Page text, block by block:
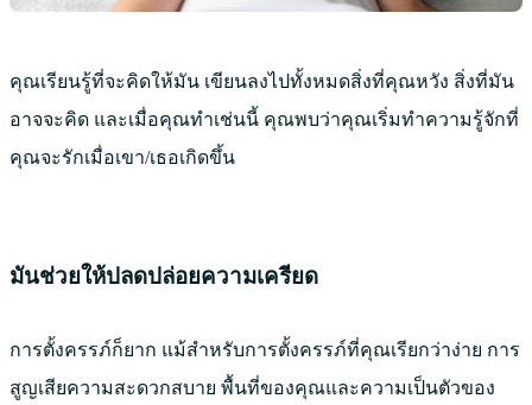
คุณเรียนรู้ที่จะคิดให้มัน เขียนลงไปทั้งหมดสิ่งที่คุณหวัง สิ่งที่มัน
อาจจะคิด และเมื่อคุณทำเช่นนี้ คุณพบว่าคุณเริ่มทำความรู้จักที่
คุณจะรักเมื่อเขา/เธอเกิดขึ้น
มันช่วยให้ปลดปล่อยความเครียด
การตั้งครรภ์ก็ยาก แม้สำหรับการตั้งครรภ์ที่คุณเรียกว่าง่าย การ
สูญเสียความสะดวกสบาย พื้นที่ของคุณและความเป็นตัวของ